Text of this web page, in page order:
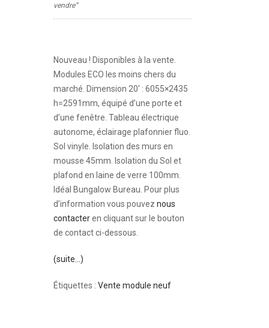
vendre”
Nouveau ! Disponibles à la vente.
Modules ECO les moins chers du
marché. Dimension 20′ : 6055×2435
h=2591mm, équipé d’une porte et
d’une fenêtre. Tableau électrique
autonome, éclairage plafonnier fluo.
Sol vinyle. Isolation des murs en
mousse 45mm. Isolation du Sol et
plafond en laine de verre 100mm.
Idéal Bungalow Bureau. Pour plus
d’information vous pouvez nous
contacteren cliquant sur le bouton
de contact ci-dessous.
(suite…)
Étiquettes : Vente module neuf